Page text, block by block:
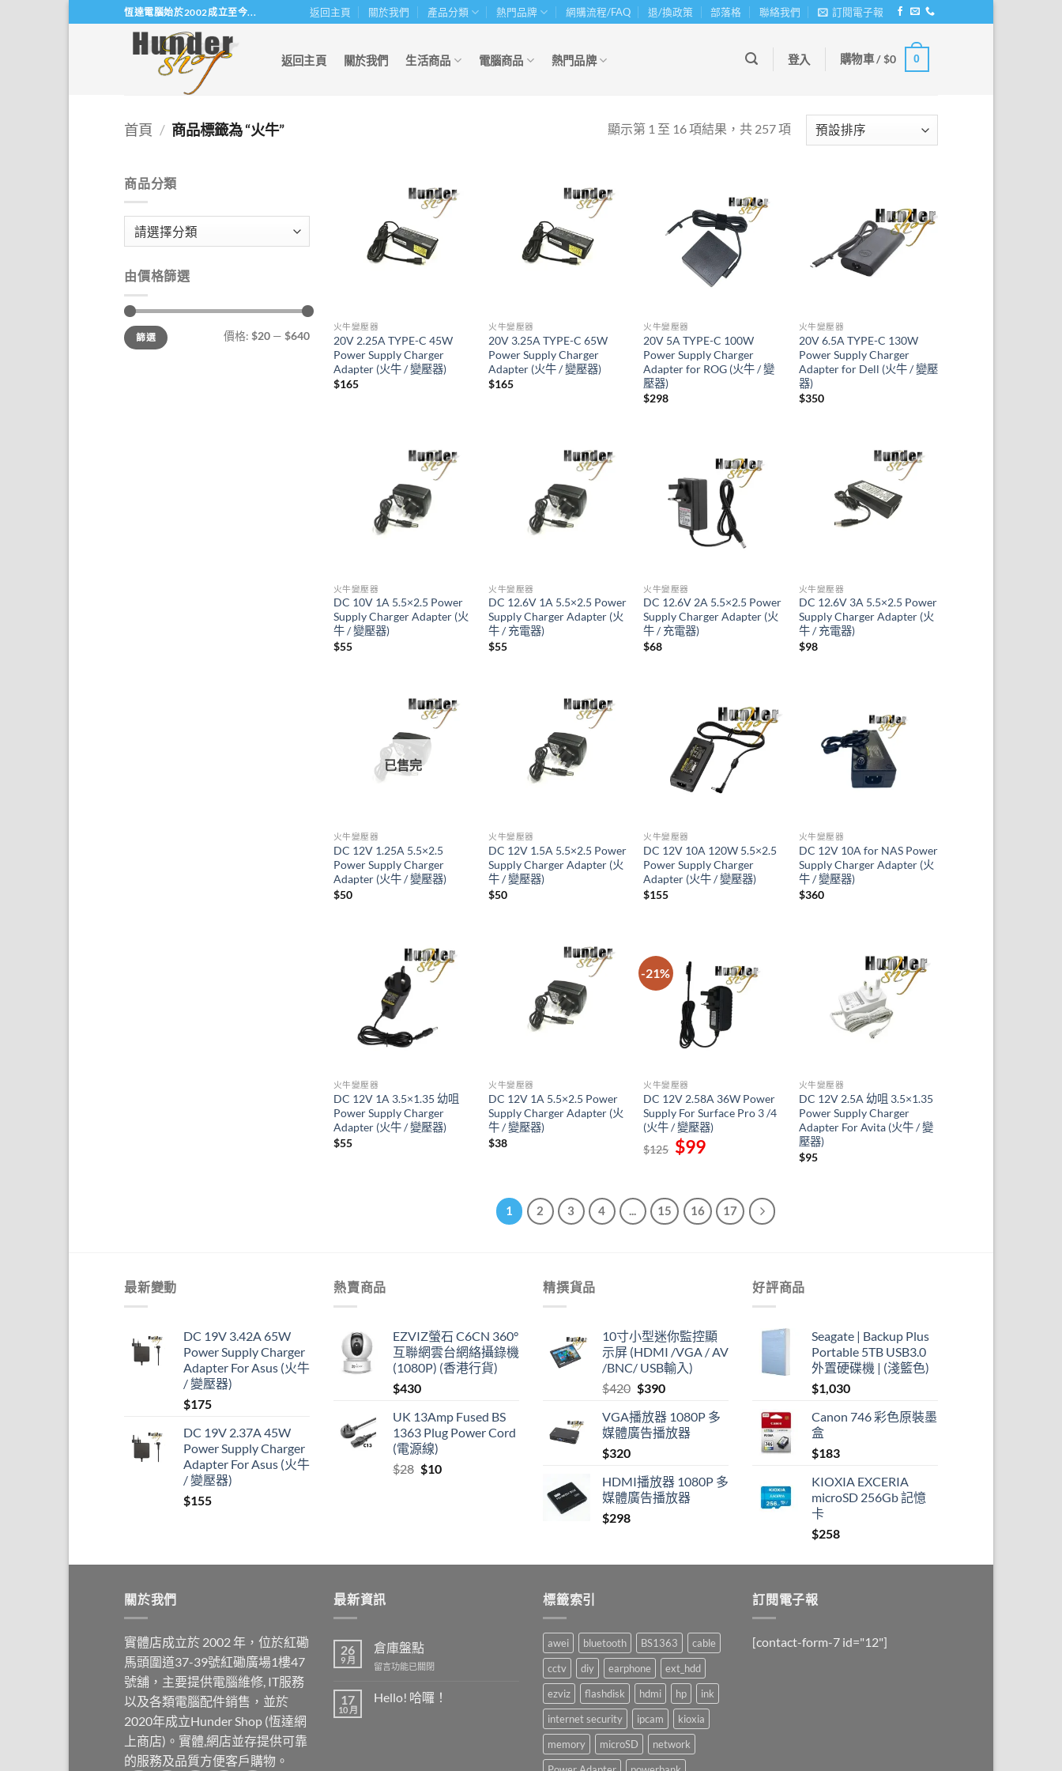
to
恆達電腦始於2002成立至今... 返回主頁 關於我們 產品分類 熱門品牌 網購流程/FAQ 退/換政策 部落格 聯絡我們 訂閱電子報
返回主頁 關於我們 生活商品 電腦商品 熱門品牌 登入 購物車 /$0 0
首頁 / 商品標籤為 “火牛” 顯示第 1 至 16 項結果，共 257 項
商品分類
由價格篩選
最
低
價
最
高
價
篩選 價格: $20 — $640
火牛變壓器
20V 2.25A TYPE-C 45W
Power Supply Charger
Adapter (火牛 / 變壓器)
$165
火牛變壓器
20V 3.25A TYPE-C 65W
Power Supply Charger
Adapter (火牛 / 變壓器)
$165
火牛變壓器
20V 5A TYPE-C 100W
Power Supply Charger
Adapter for ROG (火牛 / 變
壓器)
$298
火牛變壓器
20V 6.5A TYPE-C 130W
Power Supply Charger
Adapter for Dell (火牛 / 變壓
器)
$350
火牛變壓器
DC 10V 1A 5.5×2.5 Power
Supply Charger Adapter (火
牛 / 變壓器)
$55
火牛變壓器
DC 12.6V 1A 5.5×2.5 Power
Supply Charger Adapter (火
牛 / 充電器)
$55
火牛變壓器
DC 12.6V 2A 5.5×2.5 Power
Supply Charger Adapter (火
牛 / 充電器)
$68
火牛變壓器
DC 12.6V 3A 5.5×2.5 Power
Supply Charger Adapter (火
牛 / 充電器)
$98
已售完
火牛變壓器
DC 12V 1.25A 5.5×2.5
Power Supply Charger
Adapter (火牛 / 變壓器)
$50
火牛變壓器
DC 12V 1.5A 5.5×2.5 Power
Supply Charger Adapter (火
牛 / 變壓器)
$50
火牛變壓器
DC 12V 10A 120W 5.5×2.5
Power Supply Charger
Adapter (火牛 / 變壓器)
$155
火牛變壓器
DC 12V 10A for NAS Power
Supply Charger Adapter (火
牛 / 變壓器)
$360
火牛變壓器
DC 12V 1A 3.5×1.35 幼咀
Power Supply Charger
Adapter (火牛 / 變壓器)
$55
火牛變壓器
DC 12V 1A 5.5×2.5 Power
Supply Charger Adapter (火
牛 / 變壓器)
$38
-21%
火牛變壓器
DC 12V 2.58A 36W Power
Supply For Surface Pro 3 /4
(火牛 / 變壓器)
$125
Original
price
$99Current
price
火牛變壓器
DC 12V 2.5A 幼咀 3.5×1.35
Power Supply Charger
Adapter For Avita (火牛 / 變
壓器)
$95
1 2 3 4 ... 15 16 17
最新變動
DC 19V 3.42A 65W
Power Supply Charger
Adapter For Asus (火牛
/ 變壓器)
$175
DC 19V 2.37A 45W
Power Supply Charger
Adapter For Asus (火牛
/ 變壓器)
$155
熱賣商品
EZVIZ螢石 C6CN 360°
互聯網雲台網絡攝錄機
(1080P) (香港行貨)
$430
UK 13Amp Fused BS
1363 Plug Power Cord
(電源線)
$28 Original
$10Current
精撰貨品
10寸小型迷你監控顯
示屏 (HDMI /VGA / AV
/BNC/ USB輸入)
$420 Original
was:
$420.
$390Current
is:
$390.
VGA播放器 1080P 多
媒體廣告播放器
$320
HDMI播放器 1080P 多
媒體廣告播放器
$298
好評商品
Seagate | Backup Plus
Portable 5TB USB3.0
外置硬碟機 | (淺籃色)
$1,030
Canon 746 彩色原裝墨
盒
$183
KIOXIA EXCERIA
microSD 256Gb 記憶
卡
$258
關於我們
實體店成立於 2002 年，位於紅磡
馬頭圍道37-39號紅磡廣場1樓47
號舖，主要提供電腦維修, IT服務
以及各類電腦配件銷售，並於
2020年成立Hunder Shop (恆達網
上商店)。實體,網店並存提供可靠
的服務及品質方便客戶購物。
最新資訊
26
9 月
倉庫盤點
在
庫
留言功能已關閉
17
10 月
Hello! 哈囉！
標籤索引
awei bluetooth BS1363
cable
cctv
diy earphone
ext_hdd
ezviz
flashdisk hdmi hp
ink
internet security
ipcam
kioxia
memory
microSD
network
訂閱電子報
[contact-form-7 id="12"]